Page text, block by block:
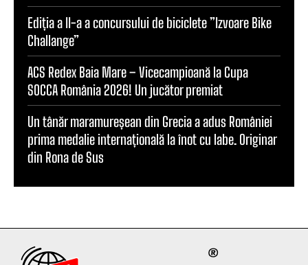
Ediția a II-a a concursului de biciclete ”Izvoare Bike
Challange”
ACS Redex Baia Mare – Vicecampioană la Cupa
SOCCA România 2026! Un jucător premiat
Un tânăr maramureșean din Grecia a adus României
prima medalie internațională la înot cu labe. Originar
din Rona de Sus